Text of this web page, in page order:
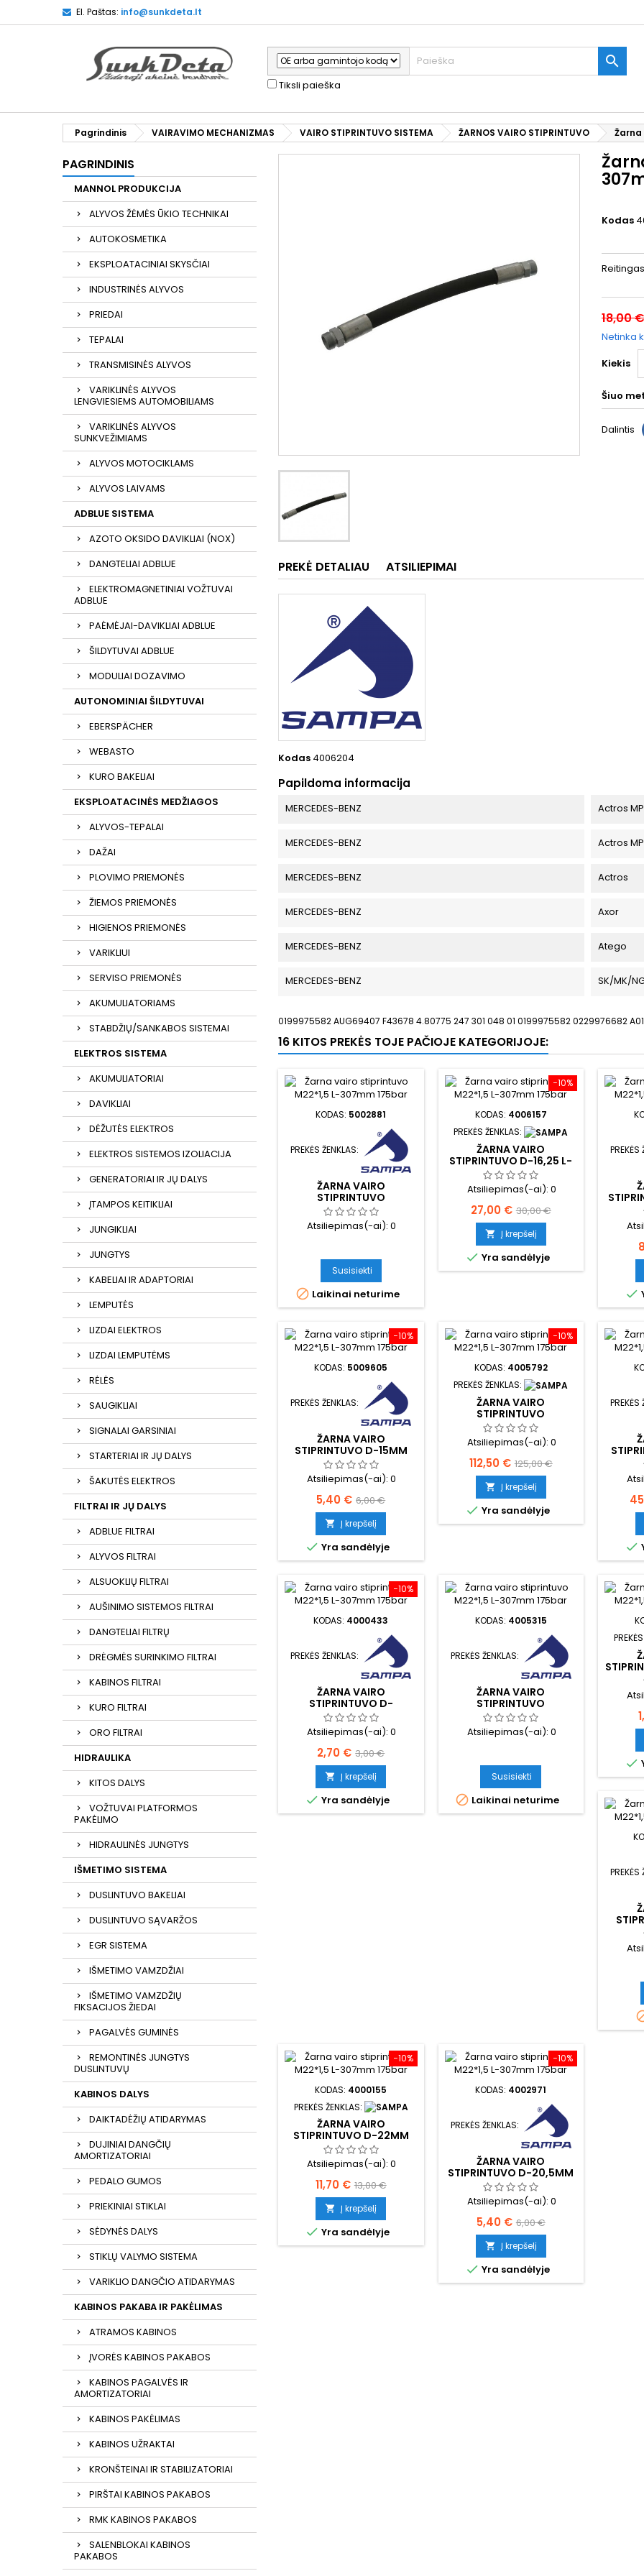
El. Paštas: info@sunkdeta.lt
Tiksli paieška

Pagrindinis VAIRAVIMO MECHANIZMAS VAIRO STIPRINTUVO SISTEMA ŽARNOS VAIRO STIPRINTUVO Žarna
PAGRINDINIS
MANNOL PRODUKCIJA
ALYVOS ŽĖMĖS ŪKIO TECHNIKAI
AUTOKOSMETIKA
EKSPLOATACINIAI SKYSČIAI
INDUSTRINĖS ALYVOS
PRIEDAI
TEPALAI
TRANSMISINĖS ALYVOS
VARIKLINĖS ALYVOS
LENGVIESIEMS AUTOMOBILIAMS
VARIKLINĖS ALYVOS
SUNKVEŽIMIAMS
ALYVOS MOTOCIKLAMS
ALYVOS LAIVAMS
ADBLUE SISTEMA
AZOTO OKSIDO DAVIKLIAI (NOX)
DANGTELIAI ADBLUE
ELEKTROMAGNETINIAI VOŽTUVAI
ADBLUE
PAĖMĖJAI-DAVIKLIAI ADBLUE
ŠILDYTUVAI ADBLUE
MODULIAI DOZAVIMO
AUTONOMINIAI ŠILDYTUVAI
EBERSPÄCHER
WEBASTO
KURO BAKELIAI
EKSPLOATACINĖS MEDŽIAGOS
ALYVOS-TEPALAI
DAŽAI
PLOVIMO PRIEMONĖS
ŽIEMOS PRIEMONĖS
HIGIENOS PRIEMONĖS
VARIKLIUI
SERVISO PRIEMONĖS
AKUMULIATORIAMS
STABDŽIŲ/SANKABOS SISTEMAI
ELEKTROS SISTEMA
AKUMULIATORIAI
DAVIKLIAI
DĖŽUTĖS ELEKTROS
ELEKTROS SISTEMOS IZOLIACIJA
GENERATORIAI IR JŲ DALYS
ĮTAMPOS KEITIKLIAI
JUNGIKLIAI
JUNGTYS
KABELIAI IR ADAPTORIAI
LEMPUTĖS
LIZDAI ELEKTROS
LIZDAI LEMPUTĖMS
RĖLĖS
SAUGIKLIAI
SIGNALAI GARSINIAI
STARTERIAI IR JŲ DALYS
ŠAKUTĖS ELEKTROS
FILTRAI IR JŲ DALYS
ADBLUE FILTRAI
ALYVOS FILTRAI
ALSUOKLIŲ FILTRAI
AUŠINIMO SISTEMOS FILTRAI
DANGTELIAI FILTRŲ
DRĖGMĖS SURINKIMO FILTRAI
KABINOS FILTRAI
KURO FILTRAI
ORO FILTRAI
HIDRAULIKA
KITOS DALYS
VOŽTUVAI PLATFORMOS
PAKĖLIMO
HIDRAULINĖS JUNGTYS
IŠMETIMO SISTEMA
DUSLINTUVO BAKELIAI
DUSLINTUVO SĄVARŽOS
EGR SISTEMA
IŠMETIMO VAMZDŽIAI
IŠMETIMO VAMZDŽIŲ
FIKSACIJOS ŽIEDAI
PAGALVĖS GUMINĖS
REMONTINĖS JUNGTYS
DUSLINTUVŲ
KABINOS DALYS
DAIKTADĖŽIŲ ATIDARYMAS
DUJINIAI DANGČIŲ
AMORTIZATORIAI
PEDALO GUMOS
PRIEKINIAI STIKLAI
SĖDYNĖS DALYS
STIKLŲ VALYMO SISTEMA
VARIKLIO DANGČIO ATIDARYMAS
KABINOS PAKABA IR PAKĖLIMAS
ATRAMOS KABINOS
ĮVORĖS KABINOS PAKABOS
KABINOS PAGALVĖS IR
AMORTIZATORIAI
KABINOS PAKĖLIMAS
KABINOS UŽRAKTAI
KRONŠTEINAI IR STABILIZATORIAI
PIRŠTAI KABINOS PAKABOS
RMK KABINOS PAKABOS
SALENBLOKAI KABINOS
PAKABOS
Kodas
Reitingas
18,00 €
Netinka
Kiekis
Šiuo
Dalintis
PREKĖ DETALIAU ATSILIEPIMAI
Kodas 4006204
Papildoma informacija
MERCEDES-BENZ Actros
MERCEDES-BENZ Actros
MERCEDES-BENZ Actros
MERCEDES-BENZ Axor
MERCEDES-BENZ Atego
MERCEDES-BENZ SK/MK/
0199975582 AUG69407 F43678 4.80775 247 301 048 01 0199975582 0229976682
16 KITOS PREKĖS TOJE PAČIOJE KATEGORIJOJE:
KODAS: 5002881
PREKĖS ŽENKLAS:
ŽARNA VAIRO
STIPRINTUVO
Atsiliepimas(-ai):0
Susisiekti
 Laikinai neturime
−10%
KODAS: 4006157
PREKĖS ŽENKLAS:
ŽARNA VAIRO
STIPRINTUVO D-16,25 L-
660MM
Atsiliepimas(-ai): 0
Kaina
27,00 € Bazinė
kaina
30,00 €
 Į krepšelį
 Yra sandėlyje
PREKĖS

−10%
KODAS: 5009605
PREKĖS ŽENKLAS:
ŽARNA VAIRO
STIPRINTUVO D-15MM
Atsiliepimas(-ai):0
Kaina
5,40 € Bazinė
kaina
6,00 €
 Į krepšelį
 Yra sandėlyje
−10%
KODAS: 4005792
PREKĖS ŽENKLAS:
ŽARNA VAIRO
STIPRINTUVO
Atsiliepimas(-ai): 0
Kaina
112,50 € Bazinė
kaina
125,00 €
 Į krepšelį
 Yra sandėlyje
PREKĖS

−10%
KODAS: 4000433
PREKĖS ŽENKLAS:
ŽARNA VAIRO
STIPRINTUVO D-
22/28MM
Atsiliepimas(-ai):0
Kaina
2,70 € Bazinė
kaina
3,00 €
 Į krepšelį
 Yra sandėlyje
KODAS: 4005315
PREKĖS ŽENKLAS:
ŽARNA VAIRO
STIPRINTUVO
Atsiliepimas(-ai): 0
Susisiekti
 Laikinai neturime

PREKĖS
−10%
KODAS: 4000155
PREKĖS ŽENKLAS:
ŽARNA VAIRO
STIPRINTUVO D-22MM
Atsiliepimas(-ai):0
Kaina
11,70 € Bazinė
kaina
13,00 €
 Į krepšelį
 Yra sandėlyje
−10%
KODAS: 4002971
PREKĖS ŽENKLAS:
ŽARNA VAIRO
STIPRINTUVO D-20,5MM
Atsiliepimas(-ai): 0
Kaina
5,40 € Bazinė
kaina
6,00 €
 Į krepšelį
 Yra sandėlyje